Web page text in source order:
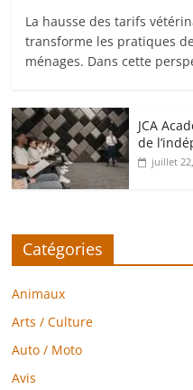
La hausse des tarifs
transforme les pratiques
ménages. Dans cette
JCA
de
juillet
Catégories
Animaux
Arts / Culture
Auto / Moto
Avis